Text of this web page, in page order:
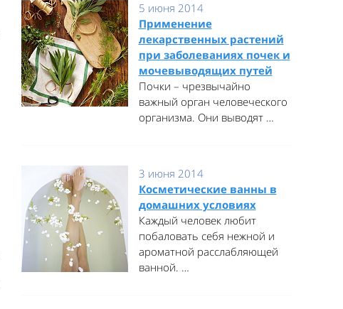
5 июня 2014
Применение
лекарственных растений
при заболеваниях почек и
мочевыводящих путей
Почки – чрезвычайно
важный орган человеческого
организма. Они выводят …
3 июня 2014
Косметические ванны в
домашних условиях
Каждый человек любит
побаловать себя нежной и
ароматной расслабляющей
ванной. …